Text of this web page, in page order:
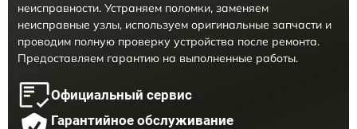
неисправности. Устраняем поломки, заменяем
неисправные узлы, используем оригинальные запчасти и
проводим полную проверку устройства после ремонта.
Предоставляем гарантию на выполненные работы.
Официальный сервис
Гарантийное обслуживание